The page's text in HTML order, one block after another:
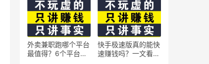
外卖兼职跑哪个平台
最值得？6个平台实
快手极速版真的能快
速赚钱吗？一文看懂